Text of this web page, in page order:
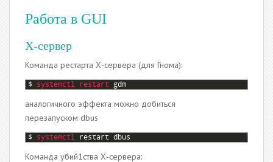
Работа в GUI
Х-сервер
Команда рестарта Х-сервера (для Гнома):
$ systemctl restart gdm
аналогичного эффекта можно добиться
перезапуском dbus
$ systemctl restart dbus
Команда убий1ства Х-сервера: